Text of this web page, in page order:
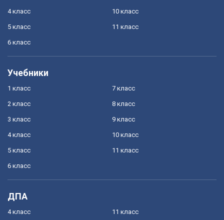
4 класс
5 класс
6 класс
10 класс
11 класс
Учебники
1 класс
2 класс
3 класс
4 класс
5 класс
6 класс
7 класс
8 класс
9 класс
10 класс
11 класс
ДПА
4 класс 11 класс